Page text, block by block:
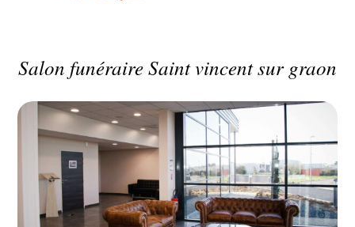
Salon funéraire Saint vincent sur graon